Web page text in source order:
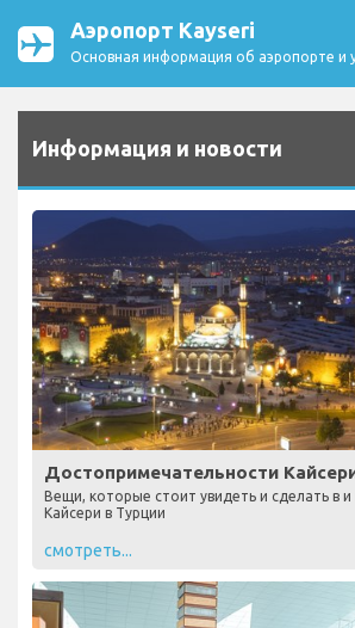
Аэропорт Kayseri
Основная информация об аэропорте и
Информация и новости
Достопримечательности
Вещи, которые стоит увидеть и сделать в и
Кайсери в Турции
смотреть...